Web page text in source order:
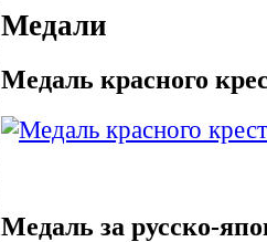
Медали
Медаль красного
Медаль за русско-